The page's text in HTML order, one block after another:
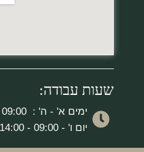
שעות עבודה:
ימים א' - ה' : 09:00 - 20:00
יום ו' - 09:00 - 14:00